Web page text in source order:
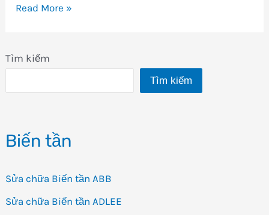
Tìm kiếm
Tìm kiếm
Biến tần
Sửa chữa Biến tần ABB
Sửa chữa Biến tần ADLEE
Biến
VF-
Read More »